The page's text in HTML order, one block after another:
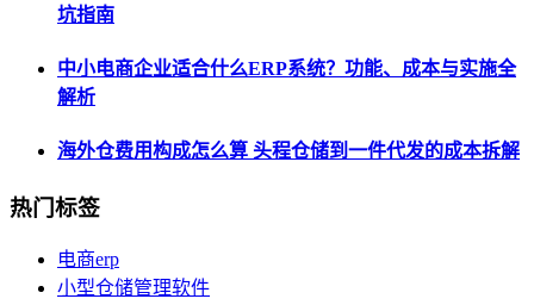
坑指南
中小电商企业适合什么ERP系统？功能、成本与实施全
解析
海外仓费用构成怎么算 头程仓储到一件代发的成本拆解
热门标签
电商erp
小型仓储管理软件